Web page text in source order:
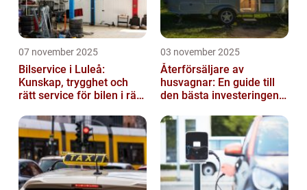
07 november 2025
Bilservice i Luleå:
Kunskap, trygghet och
rätt service för bilen i rätt
03 november 2025
Återförsäljare av
husvagnar: En guide till
den bästa investeringen